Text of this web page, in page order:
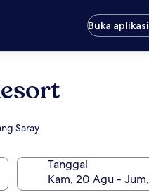
Buka aplikasi
Saray
Tanggal